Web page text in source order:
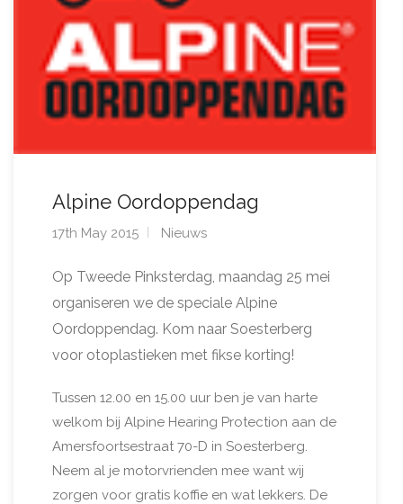
Alpine Oordoppendag
17th May 2015 Nieuws
Op Tweede Pinksterdag, maandag 25 mei
organiseren we de speciale Alpine
Oordoppendag. Kom naar Soesterberg
voor otoplastieken met fikse korting!
Tussen 12.00 en 15.00 uur ben je van harte
welkom bij Alpine Hearing Protection aan de
Amersfoortsestraat 70-D in Soesterberg.
Neem al je motorvrienden mee want wij
zorgen voor gratis koffie en wat lekkers. De